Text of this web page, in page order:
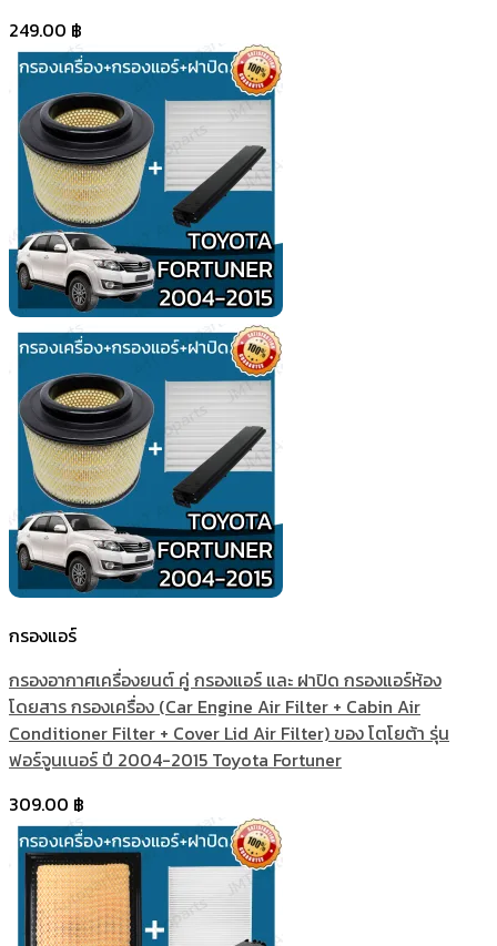
249.00 ฿
กรองแอร์
กรองอากาศเครื่องยนต์ คู่ กรองแอร์ และ ฝาปิด กรองแอร์ห้อง
โดยสาร กรองเครื่อง (Car Engine Air Filter + Cabin Air
Conditioner Filter + Cover Lid Air Filter) ของ โตโยต้า รุ่น
ฟอร์จูนเนอร์ ปี 2004-2015 Toyota Fortuner
309.00 ฿